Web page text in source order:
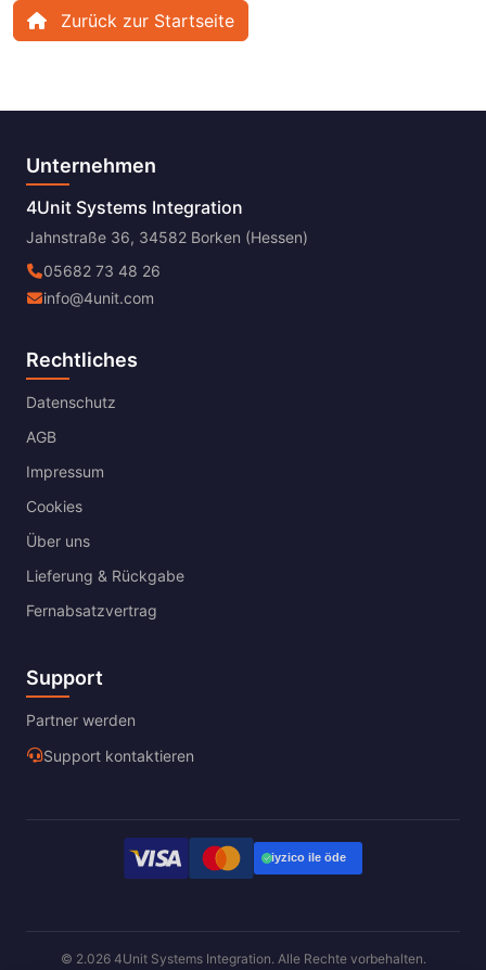
Zurück zur Startseite
Unternehmen
4Unit Systems Integration
Jahnstraße 36, 34582 Borken (Hessen)
05682 73 48 26
info@4unit.com
Rechtliches
Datenschutz
AGB
Impressum
Cookies
Über uns
Lieferung & Rückgabe
Fernabsatzvertrag
Support
Partner werden
Support kontaktieren
© 2.026 4Unit Systems Integration. Alle Rechte vorbehalten.